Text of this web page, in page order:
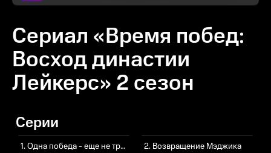
Сериал «Время побед:
Восход династии
Лейкерс» 2 сезон
Серии
1. Одна победа - еще не триумф 2. Возвращение Мэджика